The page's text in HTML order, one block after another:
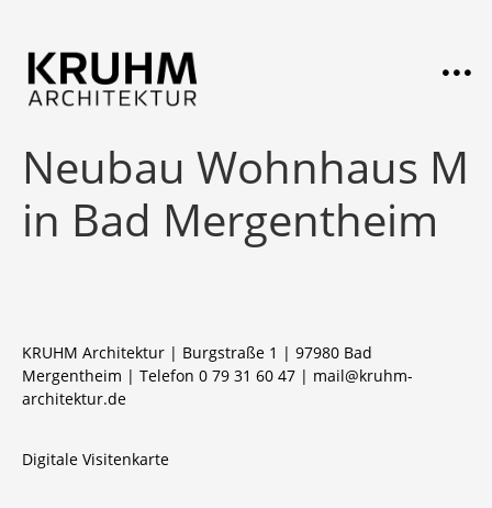
Neubau Wohnhaus M
in Bad Mergentheim
KRUHM Architektur | Burgstraße 1 | 97980 Bad
Mergentheim | Telefon 0 79 31 60 47 | mail@kruhm-
architektur.de
Digitale Visitenkarte